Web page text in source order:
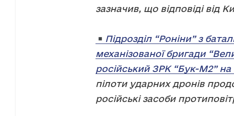
зазначив, що відповіді від
Підрозділ “Роніни” з
механізованої бригади
російський ЗРК “Бук-М2”
пілоти ударних дронів
російські засоби